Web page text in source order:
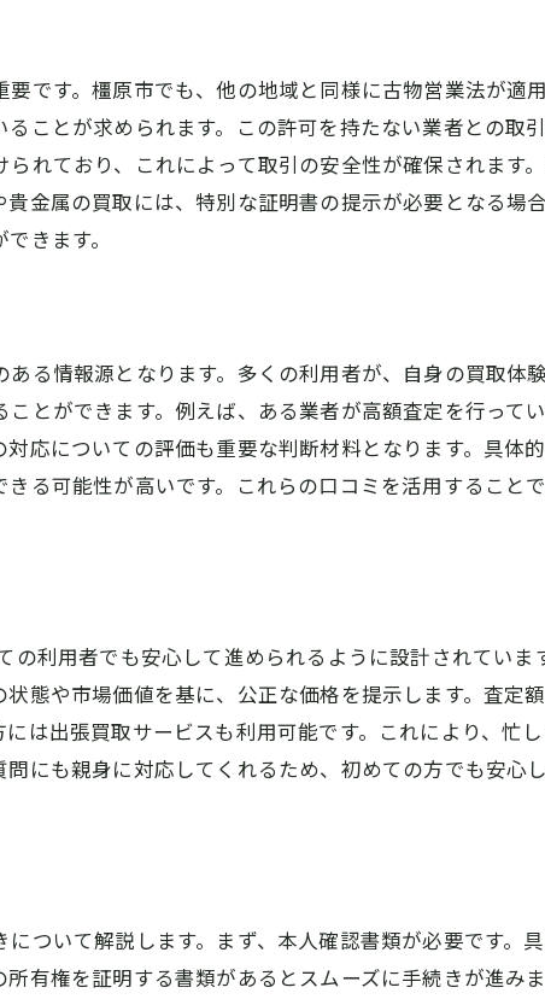
査定当日に注意すべきポイント
事前調査と比較検討の重要性
口コミとレビューを活用する方法
買取後のフォローアップ
プロに任せるメリットとデメリット
買取対象アイテムの価値を最大化する方法
査定時の心構えとマナー
査定前に確認すべきアイテムの状態
買取業者との契約内容の確認
査定結果に納得できない場合の対応策
買取のキャンセルポリシーを理解する
買取業者の選び方で失敗しないために
適正価格での買取を実現する秘訣
です。橿原市でも、他の地域と同様に古物営業法が適
ことが求められます。この許可を持たない業者との取
れており、これによって取引の安全性が確保されます
金属の買取には、特別な証明書の提示が必要となる場
きます。
る情報源となります。多くの利用者が、自身の買取体
とができます。例えば、ある業者が高額査定を行って
応についての評価も重要な判断材料となります。具体
る可能性が高いです。これらの口コミを活用すること
の利用者でも安心して進められるように設計されてい
態や市場価値を基に、公正な価格を提示します。査定
は出張買取サービスも利用可能です。これにより、忙
にも親身に対応してくれるため、初めての方でも安心
ついて解説します。まず、本人確認書類が必要です。
有権を証明する書類があるとスムーズに手続きが進み